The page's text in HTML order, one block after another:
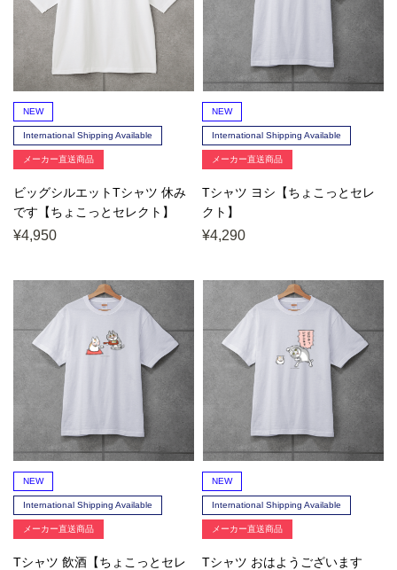
NEW
International Shipping Available
メーカー直送商品
ビッグシルエットTシャツ 休み
です【ちょこっとセレクト】
¥4,950
NEW
International Shipping Available
メーカー直送商品
Tシャツ ヨシ【ちょこっとセレ
クト】
¥4,290
NEW
International Shipping Available
メーカー直送商品
Tシャツ 飲酒【ちょこっとセレ
NEW
International Shipping Available
メーカー直送商品
Tシャツ おはようございます